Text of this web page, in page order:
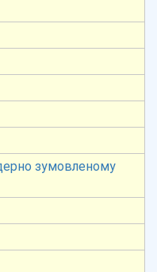
зумовленому